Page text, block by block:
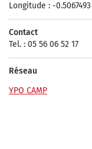
Longitude : -0.5067493
Contact
Tel. : 05 56 06 52 17
Réseau
YPO CAMP